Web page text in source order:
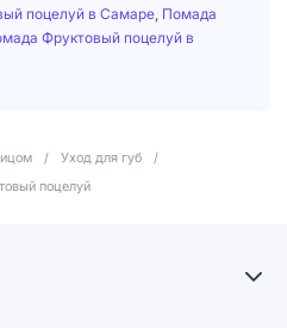
поцелуй в Самаре Помада
Фруктовый поцелуй в
/ Уход для губ
/
поцелуй